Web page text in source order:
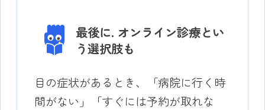
最後に. オンライン診療とい
う選択肢も
目の症状があるとき、「病院に行く時
間がない」「すぐには予約が取れな